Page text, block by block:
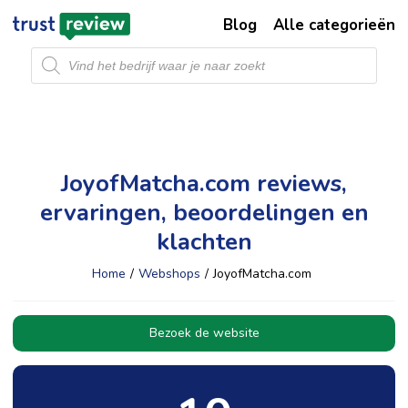
Producten
zoeken
Blog Alle categorieën
JoyofMatcha.com reviews,
ervaringen, beoordelingen en
klachten
Home / Webshops / JoyofMatcha.com
Bezoek de website